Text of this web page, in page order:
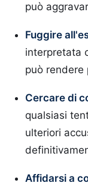
può
Fuggire
interpretata
può rendere
Cercare di
qualsiasi
ulteriori
Affidarsi a